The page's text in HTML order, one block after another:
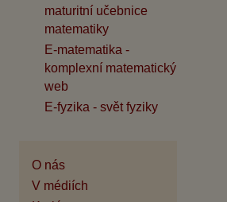
maturitní učebnice
matematiky
E-matematika -
komplexní matematický
web
E-fyzika - svět fyziky
O nás
V médiích